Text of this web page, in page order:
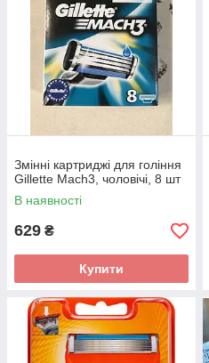
Змінні картриджі для гоління
Gillette Mach3, чоловічі, 8 шт
В наявності
629 ₴
Купити